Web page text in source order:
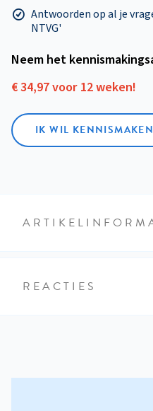
Antwoorden op al je
NTVG'
Neem het
€ 34,97 voor 12 weken!
IK WIL KENNISMAKEN
REACTIES